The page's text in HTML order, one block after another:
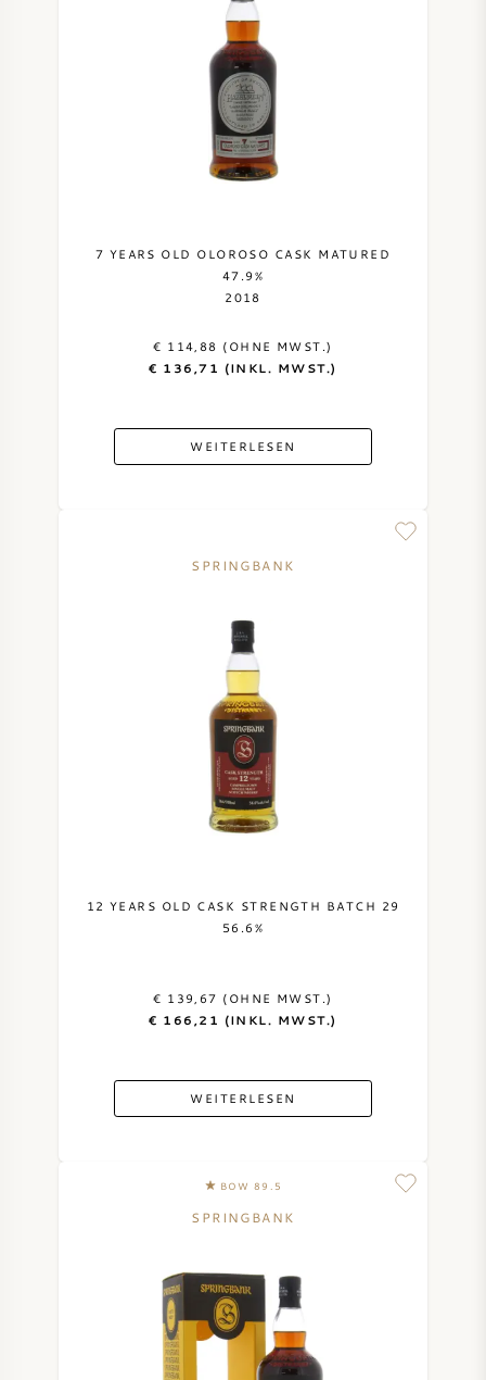
7 YEARS OLD OLOROSO CASK MATURED
47.9%
2018
€ 114,88 (OHNE MWST.)
€ 136,71 (INKL. MWST.)
WEITERLESEN
SPRINGBANK
12 YEARS OLD CASK STRENGTH BATCH 29
56.6%
€ 139,67 (OHNE MWST.)
€ 166,21 (INKL. MWST.)
WEITERLESEN
BOW 89.5
SPRINGBANK